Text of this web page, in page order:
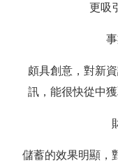
更吸
頗具創意，對新
訊，能很快從中
儲蓄的效果明顯，